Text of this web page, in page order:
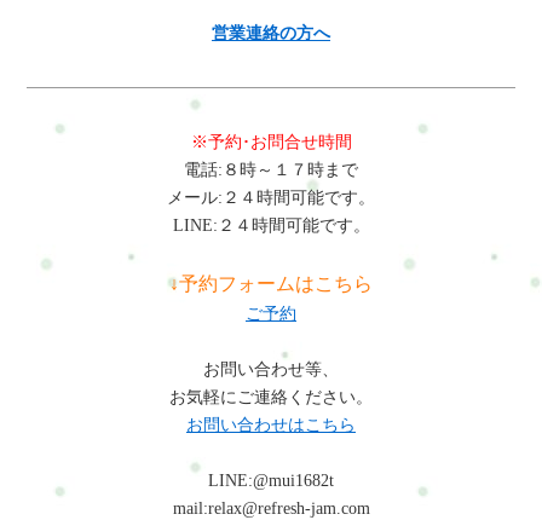
営業連絡の方へ
※予約･お問合せ時間
電話:８時～１７時まで
メール:２４時間可能です。
LINE:２４時間可能です。
↓予約フォームはこちら
ご予約
お問い合わせ等、
お気軽にご連絡ください。
お問い合わせはこちら
LINE:@mui1682t
mail:relax@refresh-jam.com